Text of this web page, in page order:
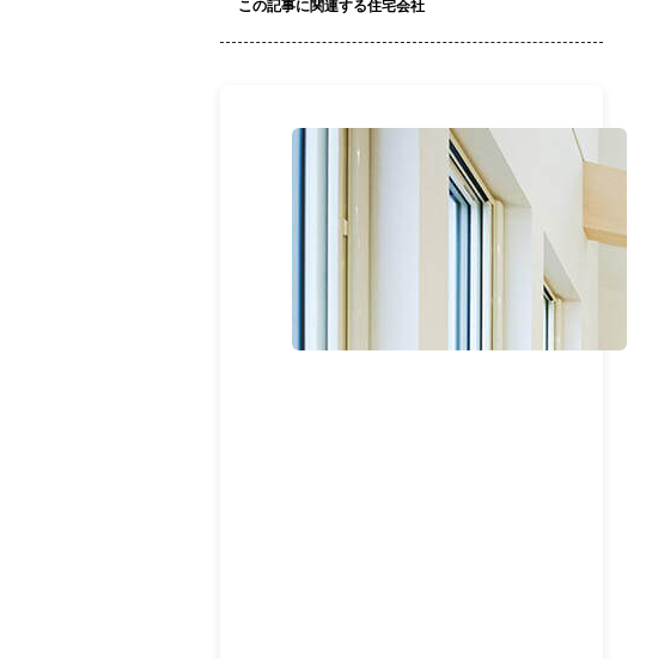
この記事に関連する住宅会社